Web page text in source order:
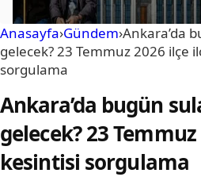
Anasayfa›Gündem›Ankara’da
gelecek? 23 Temmuz 2026 ilçe
sorgulama
Ankara’da bugün
gelecek? 23
kesintisi sorgulama